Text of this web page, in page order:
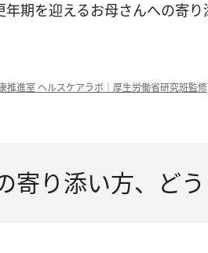
期を迎えるお母さんへの寄
進室 ヘルスケアラボ｜厚生労働省研究班監修
寄り添い方、どう